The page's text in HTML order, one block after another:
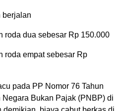
berjalan
roda dua sebesar Rp 150.000
roda empat sebesar Rp
pada PP Nomor 76 Tahun
Bukan Pajak (PNBP) di